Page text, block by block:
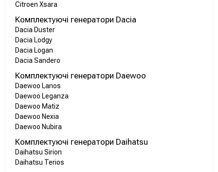
Citroen Xsara
Комплектуючі генератори Dacia
Dacia Duster
Dacia Lodgy
Dacia Logan
Dacia Sandero
Комплектуючі генератори Daewoo
Daewoo Lanos
Daewoo Leganza
Daewoo Matiz
Daewoo Nexia
Daewoo Nubira
Комплектуючі генератори Daihatsu
Daihatsu Sirion
Daihatsu Terios